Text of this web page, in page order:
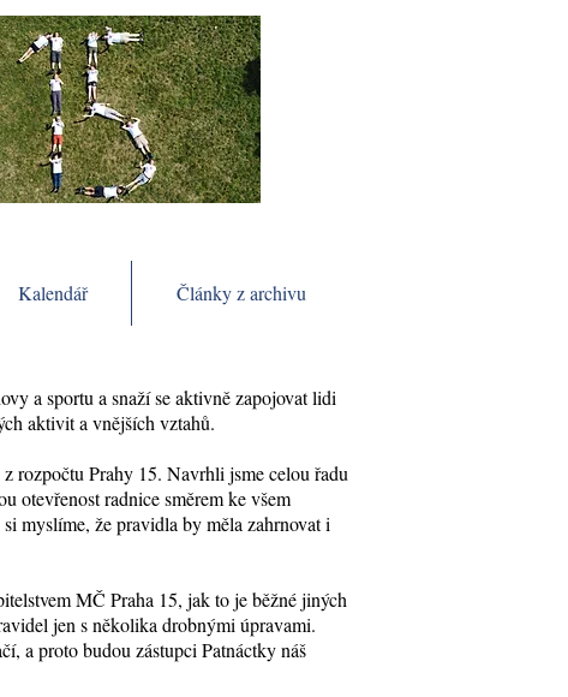
Kalendář Články z archivu
a sportu a snaží se aktivně zapojovat lidi
aktivit a vnějších vztahů.
rozpočtu Prahy 15. Navrhli jsme celou řadu
otevřenost radnice směrem ke všem
myslíme, že pravidla by měla zahrnovat i
MČ Praha 15, jak to je běžné jiných
jen s několika drobnými úpravami.
a proto budou zástupci Patnáctky náš